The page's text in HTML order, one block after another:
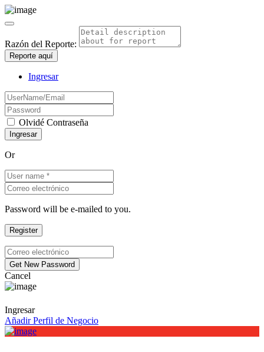
Razón del Reporte:
Reporte aquí
Ingresar
Olvidé Contraseña
Or
Password will be e-mailed to you.
Cancel
Ingresar
Añadir Perfil de Negocio